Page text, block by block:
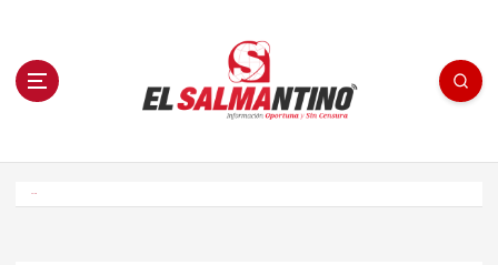
n El Salmantino - medios/noticias/editorial